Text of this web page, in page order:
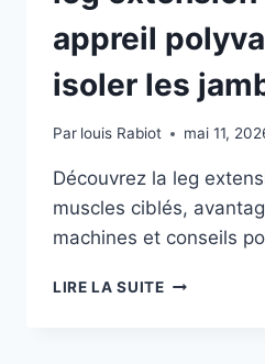
appreil
isoler les
Par louis Rabiot mai 11,
Découvrez la leg
muscles ciblés,
machines et conseils
LIRE LA SUITELEG